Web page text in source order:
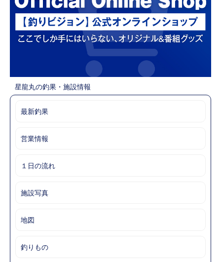
星龍丸の釣果・施設情報
最新釣果
営業情報
１日の流れ
施設写真
地図
釣りもの